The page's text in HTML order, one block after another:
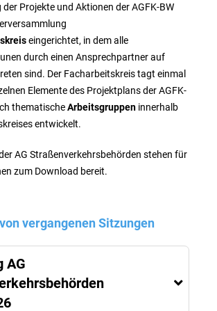
Projekte und Aktionen der AGFK-BW
eingerichtet, in dem alle
durch einen Ansprechpartner auf
sind. Der Facharbeitskreis tagt einmal
Elemente des Projektplans der AGFK-
thematischeArbeitsgruppen innerhalb
entwickelt.
AG Straßenverkehrsbehörden stehen für
zum Download bereit.
vergangenen Sitzungen
AG